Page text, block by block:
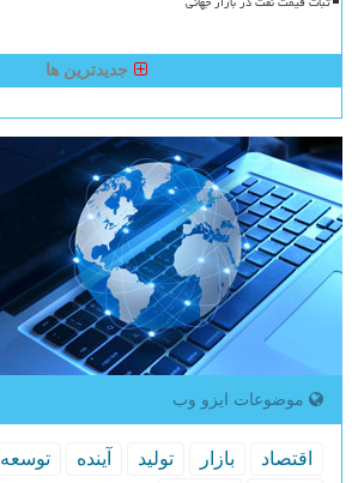
جدیدترین ها
موضوعات ایزو وب
اقتصاد بازار تولید آینده توسعه